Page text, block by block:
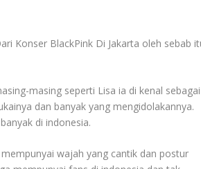
Konser BlackPink Di Jakarta oleh sebab
masing seperti Lisa ia di kenal sebagai
dan banyak yang mengidolakannya.
di indonesia.
wajah yang cantik dan postur